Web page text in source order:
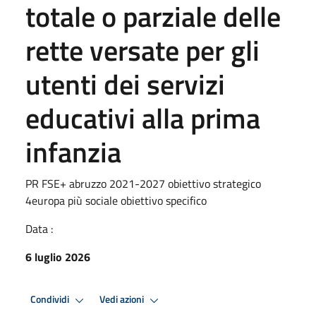
totale o parziale delle
rette versate per gli
utenti dei servizi
educativi alla prima
infanzia
PR FSE+ abruzzo 2021-2027 obiettivo strategico
4europa più sociale obiettivo specifico
Data :
6 luglio 2026
Condividi Vedi azioni